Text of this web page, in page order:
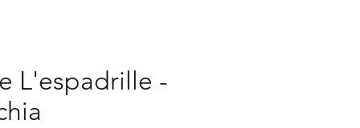
L'espadrille -